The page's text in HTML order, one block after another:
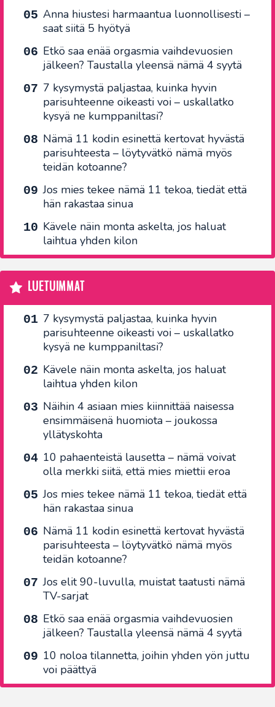
Anna hiustesi harmaantua luonnollisesti –
saat siitä 5 hyötyä
Etkö saa enää orgasmia vaihdevuosien
jälkeen? Taustalla yleensä nämä 4 syytä
7 kysymystä paljastaa, kuinka hyvin
parisuhteenne oikeasti voi – uskallatko
kysyä ne kumppaniltasi?
Nämä 11 kodin esinettä kertovat hyvästä
parisuhteesta – löytyvätkö nämä myös
teidän kotoanne?
Jos mies tekee nämä 11 tekoa, tiedät että
hän rakastaa sinua
Kävele näin monta askelta, jos haluat
laihtua yhden kilon
LUETUIMMAT
7 kysymystä paljastaa, kuinka hyvin
parisuhteenne oikeasti voi – uskallatko
kysyä ne kumppaniltasi?
Kävele näin monta askelta, jos haluat
laihtua yhden kilon
Näihin 4 asiaan mies kiinnittää naisessa
ensimmäisenä huomiota – joukossa
yllätyskohta
10 pahaenteistä lausetta – nämä voivat
olla merkki siitä, että mies miettii eroa
Jos mies tekee nämä 11 tekoa, tiedät että
hän rakastaa sinua
Nämä 11 kodin esinettä kertovat hyvästä
parisuhteesta – löytyvätkö nämä myös
teidän kotoanne?
Jos elit 90-luvulla, muistat taatusti nämä
TV-sarjat
Etkö saa enää orgasmia vaihdevuosien
jälkeen? Taustalla yleensä nämä 4 syytä
10 noloa tilannetta, joihin yhden yön juttu
voi päättyä